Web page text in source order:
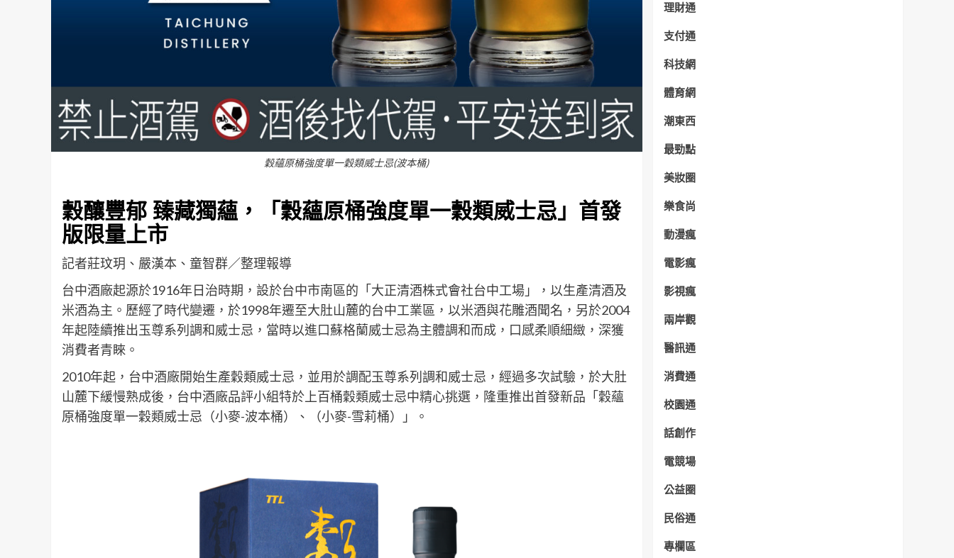
穀蘊原桶強度單一穀類威士忌(波本桶)
穀釀豐郁 臻藏獨蘊，「穀蘊原桶強度單一穀類威士忌」首發
版限量上市
記者莊玟玥、嚴漢本、童智群／整理報導
台中酒廠起源於1916年日治時期，設於台中市南區的「大正清酒株式會社台中工場」，以生產清酒及
米酒為主。歷經了時代變遷，於1998年遷至大肚山麓的台中工業區，以米酒與花雕酒聞名，另於2004
年起陸續推出玉尊系列調和威士忌，當時以進口蘇格蘭威士忌為主體調和而成，口感柔順細緻，深獲
消費者青睞。
2010年起，台中酒廠開始生產穀類威士忌，並用於調配玉尊系列調和威士忌，經過多次試驗，於大肚
山麓下緩慢熟成後，台中酒廠品評小組特於上百桶穀類威士忌中精心挑選，隆重推出首發新品「穀蘊
原桶強度單一穀類威士忌（小麥-波本桶）、（小麥-雪莉桶）」。
理財通
支付通
科技網
體育網
潮東西
最勁點
美妝圈
樂食尚
動漫瘋
電影瘋
影視瘋
兩岸觀
醫訊通
消費通
校園通
話創作
電競場
公益圈
民俗通
專欄區